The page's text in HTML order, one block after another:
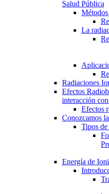
Salud Pública
La
Radiaciones
Efectos
interacción
Efectos
Conozcamos
Tipos
Energía de